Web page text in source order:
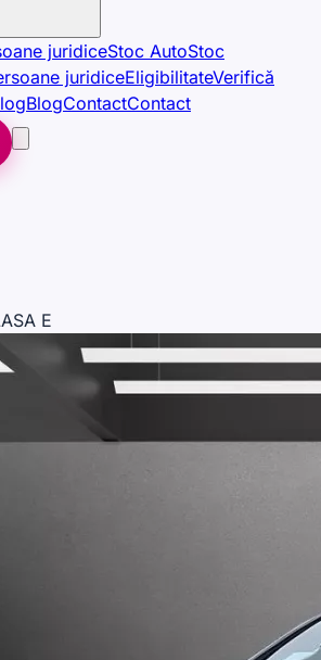
juridiceStoc AutoStoc
juridiceEligibilitateVerifică
BlogContactContact
E